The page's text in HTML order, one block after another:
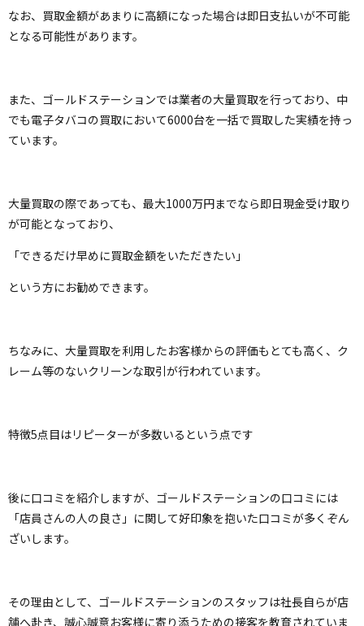
なお、買取金額があまりに高額になった場合は即日支払いが不可能
となる可能性があります。
また、ゴールドステーションでは業者の大量買取を行っており、中
でも電子タバコの買取において6000台を一括で買取した実績を持っ
ています。
大量買取の際であっても、最大1000万円までなら即日現金受け取り
が可能となっており、
「できるだけ早めに買取金額をいただきたい」
という方にお勧めできます。
ちなみに、大量買取を利用したお客様からの評価もとても高く、ク
レーム等のないクリーンな取引が行われています。
特徴5点目はリピーターが多数いるという点です
後に口コミを紹介しますが、ゴールドステーションの口コミには
「店員さんの人の良さ」に関して好印象を抱いた口コミが多くぞん
ざいします。
その理由として、ゴールドステーションのスタッフは社長自らが店
舗へ赴き、誠心誠意お客様に寄り添うための接客を教育されていま